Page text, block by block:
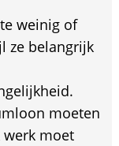
weinig of
ze belangrijk
moeten
moet